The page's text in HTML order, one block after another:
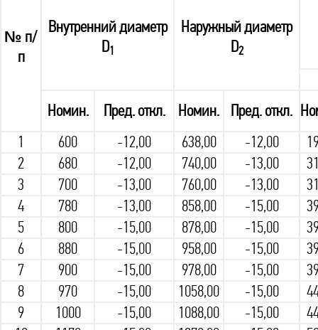
№ п/
п
Внутренний диаметр
D1
Наружный диаметр
D2
Номин. Пред. откл. Номин. Пред. откл.
1
600 -12,00 638,00 -12,00
2
680 -12,00 740,00 -13,00
3
700 -13,00 760,00 -13,00
4
780 -13,00 858,00 -15,00
5
800 -15,00 878,00 -15,00
6
880 -15,00 958,00 -15,00
7
900 -15,00 978,00 -15,00
8
970 -15,00 1058,00 -15,00
9
1000 -15,00 1088,00 -15,00